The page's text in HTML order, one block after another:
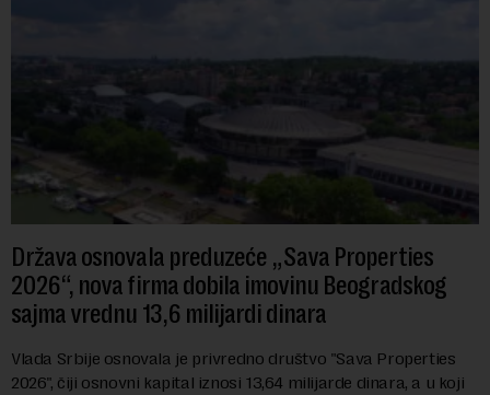
Država osnovala preduzeće „Sava Properties
2026“, nova firma dobila imovinu Beogradskog
sajma vrednu 13,6 milijardi dinara
Vlada Srbije osnovala je privredno društvo "Sava Properties
2026", čiji osnovni kapital iznosi 13,64 milijarde dinara, a u koji